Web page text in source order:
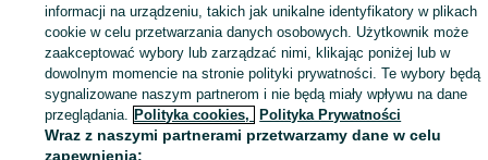
Zaloguj się lub załóż konto na OLX, aby skontaktować się z
sprzedającym
Zaloguj się / Załóż konto
informacji na urządzeniu, takich jak unikalne identyfikatory w plikach
cookie w celu przetwarzania danych osobowych. Użytkownik może
zaakceptować wybory lub zarządzać nimi, klikając poniżej lub w
dowolnym momencie na stronie polityki prywatności. Te wybory będą
sygnalizowane naszym partnerom i nie będą miały wpływu na dane
przeglądania. Polityka cookies, Polityka Prywatności
Wraz z naszymi partnerami przetwarzamy dane w celu
zapewnienia: